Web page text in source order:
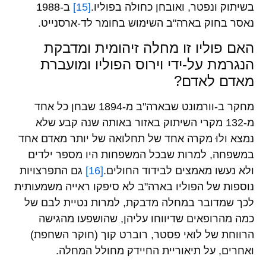
בשיתוק ונפטר, ואובחן כחולה בפוליו.[15]
ב-1988
נאסר בחוק בארה"ב השימוש בחומר לד-ארסנייט.
האם פוליו זו מחלה זיהומית ומדבקת
הנגרמת על-ידי וירוס הפוליו ומועברת
מאדם לאדם?
מחקר ב-וורמונט שבארה"ב מ-1894 שבחן כל אחד
מ-132 מקרי השיתוק באזור באותה שנה קבע שלא
נמצא ולוּ מקרה אחד של תחלואה של יותר מאדם אחד
במשפחה, למרות שבכל המשפחות היו מספר ילדים
ולא נעשו מאמצים לבידוד החולים.[16]
גם התפרצויות
נוספות של הפוליו בארה"ב לא סיפקו ראייה משמעותית
לכך שמדובר במחלה מדבקת, למרות נטיית לבם של
כמה מהרופאים שדיווחו עליהן, שהושפעו מהגישה
הרווחת של לואי פסטר, רוברט קוך (חוקר השחפת)
ואחרים, על תיאוריית החיידק מחולל המחלה.